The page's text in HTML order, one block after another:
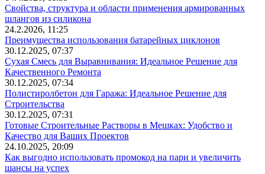
Свойства, структура и области применения армированных
шлангов из силикона
24.2.2026, 11:25
Преимущества использования батарейных циклонов
30.12.2025, 07:37
Сухая Смесь для Выравнивания: Идеальное Решение для
Качественного Ремонта
30.12.2025, 07:34
Полистиролбетон для Гаража: Идеальное Решение для
Строительства
30.12.2025, 07:31
Готовые Строительные Растворы в Мешках: Удобство и
Качество для Ваших Проектов
24.10.2025, 20:09
Как выгодно использовать промокод на пари и увеличить
шансы на успех